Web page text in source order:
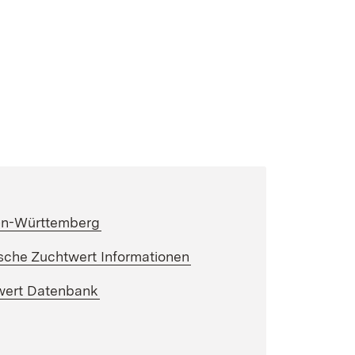
Württemberg
Zuchtwert Informationen
Datenbank